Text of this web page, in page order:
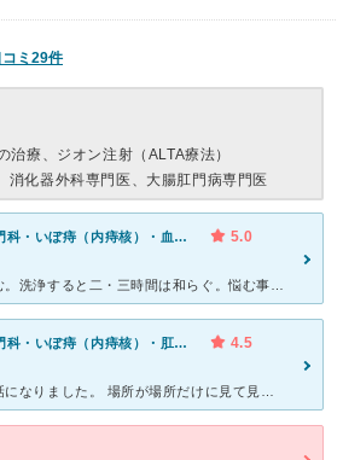
コミ29件
治療、ジオン注射（ALTA療法）
消化器外科専門医、大腸肛門病専門医
肛門科・いぼ痔（内痔核）・血便・肛門が痛い・肛門から出血・肛門がかゆい 5.0
肛門科・いぼ痔（内痔核）・肛門が痛い・肛門から出血 4.5